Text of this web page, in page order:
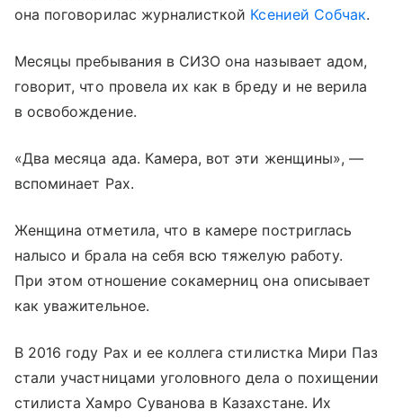
она поговорилас журналисткой Ксенией Собчак.
Месяцы пребывания в СИЗО она называет адом,
говорит, что провела их как в бреду и не верила
в освобождение.
«Два месяца ада. Камера, вот эти женщины», —
вспоминает Рах.
Женщина отметила, что в камере постриглась
налысо и брала на себя всю тяжелую работу.
При этом отношение сокамерниц она описывает
как уважительное.
В 2016 году Рах и ее коллега стилистка Мири Паз
стали участницами уголовного дела о похищении
стилиста Хамро Суванова в Казахстане. Их